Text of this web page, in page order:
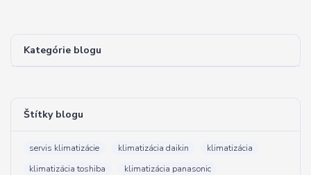
Kategórie blogu
Štítky blogu
servis klimatizácie klimatizácia daikin
klimatizácia
klimatizácia toshiba
klimatizácia panasonic